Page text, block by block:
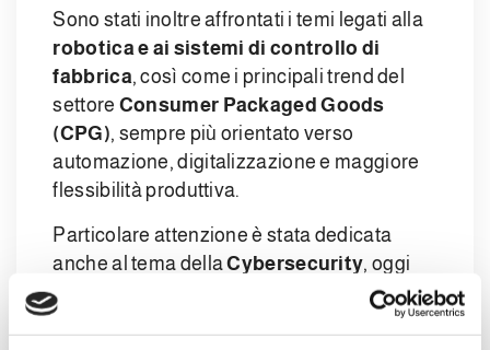
Sono stati inoltre affrontati i temi legati alla
robotica e ai sistemi di controllo di
fabbrica, così come i principali trend del
settore Consumer Packaged Goods
(CPG), sempre più orientato verso
automazione, digitalizzazione e maggiore
flessibilità produttiva.
Particolare attenzione è stata dedicata
anche al tema dellaCybersecurity, oggi
sempre più rilevante per il mondo
industriale. Il rischio informatico nel 2026 è